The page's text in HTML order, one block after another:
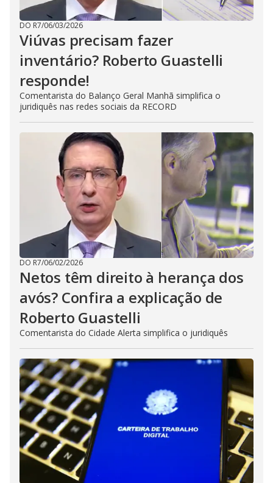
DO R7/06/03/2026
Viúvas precisam fazer
inventário? Roberto Guastelli
responde!
Comentarista do Balanço Geral Manhã simplifica o
juridiquês nas redes sociais da RECORD
DO R7/06/02/2026
Netos têm direito à herança dos
avós? Confira a explicação de
Roberto Guastelli
Comentarista do Cidade Alerta simplifica o juridiquês